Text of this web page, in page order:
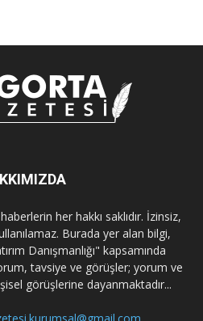
her hakkı saklıdır. İzinsiz,
Burada yer alan bilgi,
Danışmanlığı" kapsamında
tavsiye ve görüşler; yorum ve
görüşlerine dayanmaktadır...